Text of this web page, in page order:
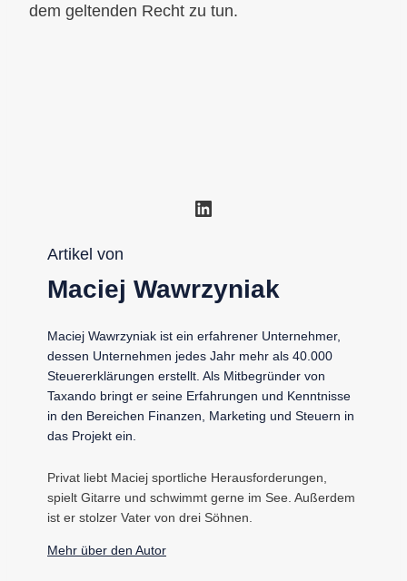
dem geltenden Recht zu tun.
LinkedIn
Artikel von
Maciej Wawrzyniak
Maciej Wawrzyniak ist ein erfahrener Unternehmer,
dessen Unternehmen jedes Jahr mehr als 40.000
Steuererklärungen erstellt. Als Mitbegründer von
Taxando bringt er seine Erfahrungen und Kenntnisse
in den Bereichen Finanzen, Marketing und Steuern in
das Projekt ein.
Privat liebt Maciej sportliche Herausforderungen,
spielt Gitarre und schwimmt gerne im See. Außerdem
ist er stolzer Vater von drei Söhnen.
Mehr über den Autor